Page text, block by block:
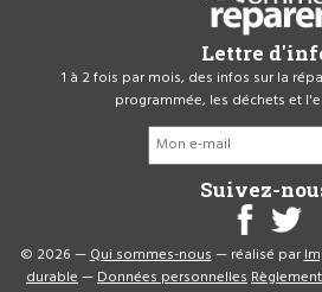
Lettre
1 à 2 fois par mois, des infos sur la
programmée, les déchets et
Suivez-
© 2026 —Qui sommes-nous— réalisé par
durable—Données personnellesRèglement